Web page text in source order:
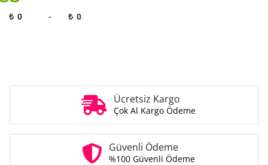
₺ - ₺
Ücretsiz Kargo
Çok Al Kargo Ödeme
Güvenli Ödeme
%100 Güvenli Ödeme